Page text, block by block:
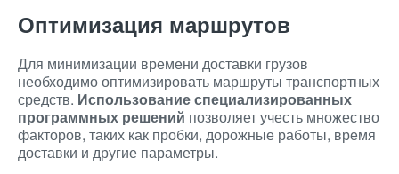
Оптимизация маршрутов
Для минимизации времени доставки грузов
необходимо оптимизировать маршруты транспортных
средств. Использование специализированных
программных решений позволяет учесть множество
факторов, таких как пробки, дорожные работы, время
доставки и другие параметры.